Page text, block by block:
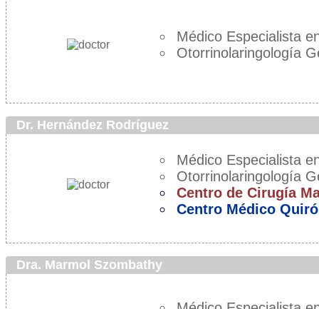
Médico Especialista
Otorrinolaringología
Dr. Hernández Rodríguez
Médico Especialista
Otorrinolaringología
Centro de Cirugía
Centro Médico
Dra. Marmol Szombathy